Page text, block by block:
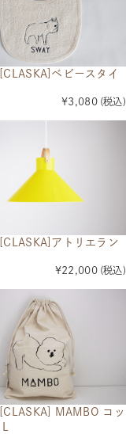
ベビースタイ
¥3,080 (税込)
アトリエラン
¥22,000 (税込)
MAMBO コッ